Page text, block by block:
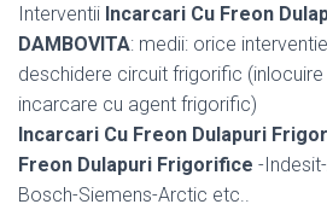
Interventii Incarcari Cu Freon
DAMBOVITA: medii: orice
deschidere circuit frigorific
incarcare cu agent frigorific)
Incarcari Cu Freon Dulapuri
Freon Dulapuri Frigorifice -
Bosch-Siemens-Arctic etc..